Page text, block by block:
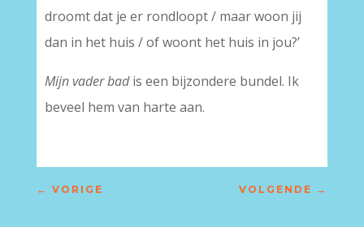
droomt dat je er rondloopt / maar woon jij
dan in het huis / of woont het huis in jou?’
Mijn vader badis een bijzondere bundel. Ik
beveel hem van harte aan.
← VORIGE VOLGENDE →